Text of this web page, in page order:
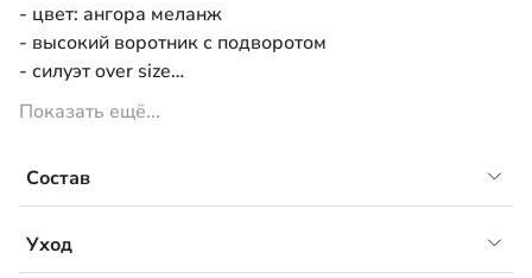
- цвет: ангора меланж
- высокий воротник с подворотом
- силуэт over size
- плотное переплетение
- широкие манжеты на рукавах и по низу изделия
Показать ещё...
Состав
50% шерсть, 50% акрил
Уход